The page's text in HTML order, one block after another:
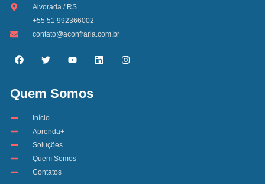
Alvorada / RS
+55 51 992366002
contato@aconfraria.com.br
Quem Somos
Início
Aprenda+
Soluções
Quem Somos
Contatos